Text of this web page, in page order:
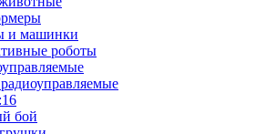
и машинки
роботы
бой